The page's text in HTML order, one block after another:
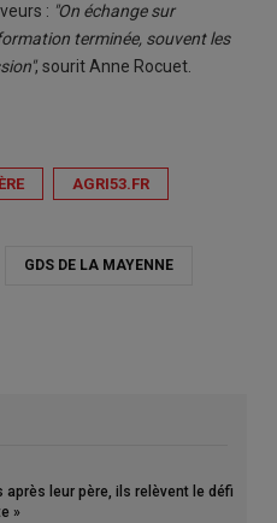
: "On échange sur
terminée, souvent les
, sourit Anne Rocuet.
AGRI53.FR
GDS DE LA MAYENNE
après leur père, ils relèvent le défi
»